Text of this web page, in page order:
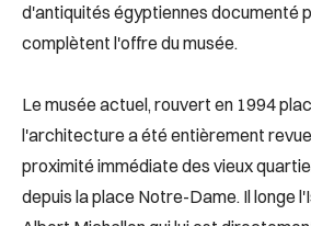
d'antiquités égyptiennes documenté
complètent l'offre du musée.
Le musée actuel, rouvert en 1994
l'architecture a été entièrement
proximité immédiate des vieux
depuis la place Notre-Dame. Il longe